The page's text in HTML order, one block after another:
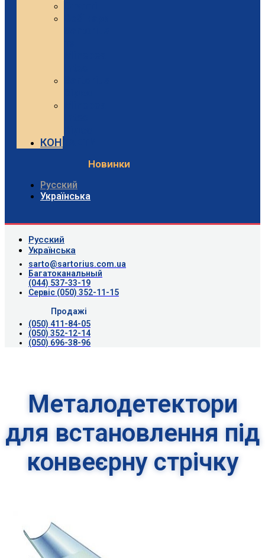
КОНТАКТИ
Новинки
Русский
Українська
Русский
Українська
sarto@sartorius.com.ua
Багатоканальный
(044) 537-33-19
Сервіс (050) 352-11-15
Продажі
(050) 411-84-05
(050) 352-12-14
(050) 696-38-96
Металодетектори
для встановлення під
конвеєрну стрічку